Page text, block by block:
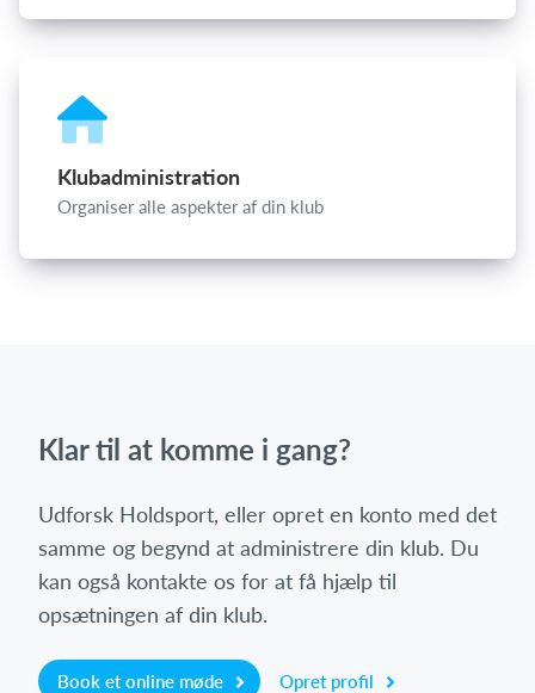
Klubadministration
Organiser alle aspekter af din klub
Klar til at komme i gang?
Udforsk Holdsport, eller opret en konto med det
samme og begynd at administrere din klub. Du
kan også kontakte os for at få hjælp til
opsætningen af din klub.
Book et online møde Opret profil